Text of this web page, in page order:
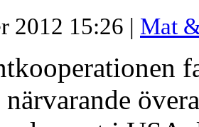
2012 15:26 | Mat